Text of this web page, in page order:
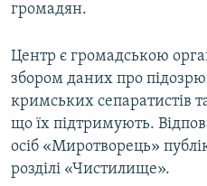
громадян.
Центр є громадською
збором даних про
кримських сепаратистів
що їх підтримують.
осіб «Миротворець»
розділі «Чистилище».